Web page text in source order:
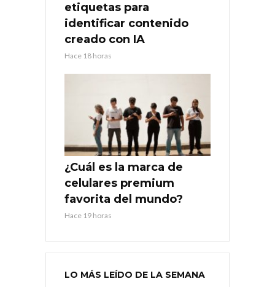
etiquetas para
identificar contenido
creado con IA
Hace 18 horas
¿Cuál es la marca de
celulares premium
favorita del mundo?
Hace 19 horas
LO MÁS LEÍDO DE LA SEMANA